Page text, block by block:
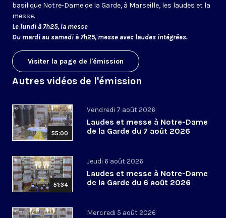
basilique Notre-Dame de la Garde, à Marseille, les laudes et la
messe.
Le lundi à 7h25, la messe
Du mardi au samedi à 7h25, messe avec laudes intégrées.
Visiter la page de l'émission
Autres vidéos de l'émission
55:00
Vendredi 7 août 2026
Laudes et messe à Notre-Dame
de la Garde du 7 août 2026
51:34
Jeudi 6 août 2026
Laudes et messe à Notre-Dame
de la Garde du 6 août 2026
Mercredi 5 août 2026